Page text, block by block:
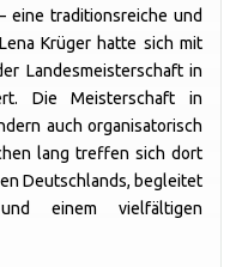
eine traditionsreiche und
Krüger hatte sich mit
Landesmeisterschaft in
Die Meisterschaft in
auch organisatorisch
lang treffen sich dort
Deutschlands, begleitet
einem vielfältigen